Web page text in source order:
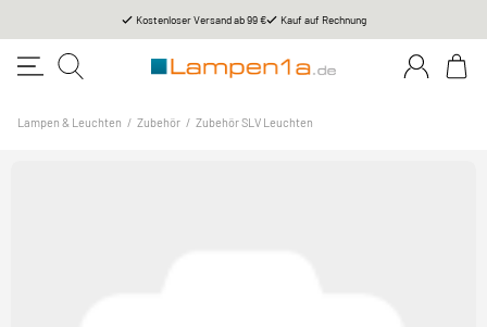
Kostenloser Versand ab 99 € Kauf auf Rechnung
Lampen & Leuchten / Zubehör / Zubehör SLV Leuchten